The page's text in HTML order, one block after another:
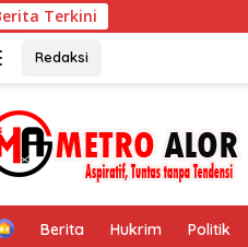
Terkini
Redaksi
H
Berita Hukrim Politik